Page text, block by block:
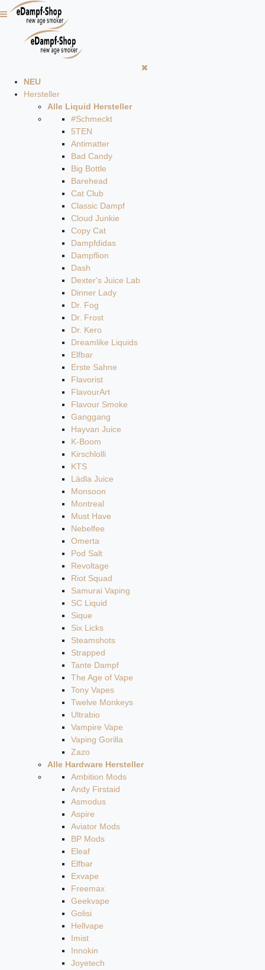
NEU
Hersteller
Alle Liquid Hersteller
#Schmeckt
5TEN
Antimatter
Bad Candy
Big Bottle
Barehead
Cat Club
Classic Dampf
Cloud Junkie
Copy Cat
Dampfdidas
Dampflion
Dash
Dexter's Juice Lab
Dinner Lady
Dr. Fog
Dr. Frost
Dr. Kero
Dreamlike Liquids
Elfbar
Erste Sahne
Flavorist
FlavourArt
Flavour Smoke
Ganggang
Hayvan Juice
K-Boom
Kirschlolli
KTS
Lädla Juice
Monsoon
Montreal
Must Have
Nebelfee
Omerta
Pod Salt
Revoltage
Riot Squad
Samurai Vaping
SC Liquid
Sique
Six Licks
Steamshots
Strapped
Tante Dampf
The Age of Vape
Tony Vapes
Twelve Monkeys
Ultrabio
Vampire Vape
Vaping Gorilla
Zazo
Alle Hardware Hersteller
Ambition Mods
Andy Firstaid
Asmodus
Aspire
Aviator Mods
BP Mods
Eleaf
Elfbar
Exvape
Freemax
Geekvape
Golisi
Hellvape
Imist
Innokin
Joyetech